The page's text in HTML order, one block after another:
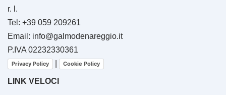
r. l.
Tel: +39 059 209261
Email: info@galmodenareggio.it
P.IVA 02232330361
Privacy Policy Cookie Policy
LINK VELOCI